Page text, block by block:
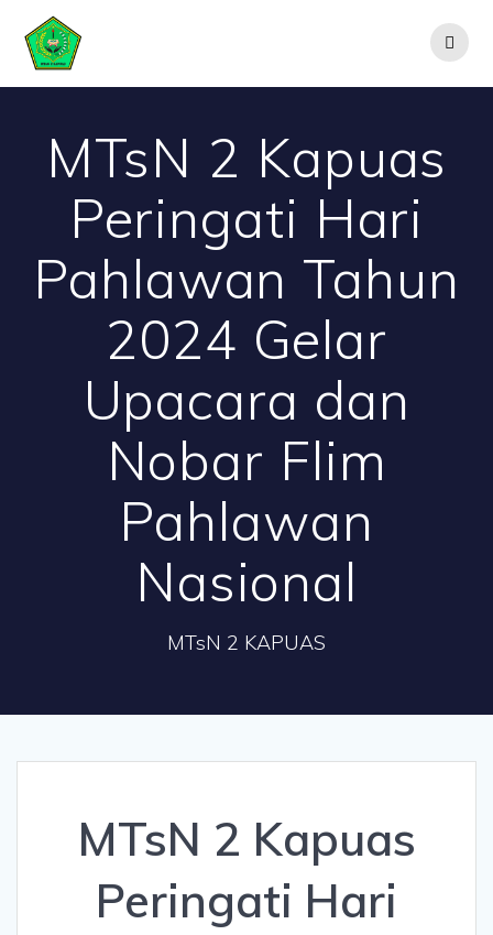
MTsN 2 Kapuas
Peringati Hari
Pahlawan Tahun
2024 Gelar
Upacara dan
Nobar Flim
Pahlawan
Nasional
MTsN 2 KAPUAS
MTsN 2 Kapuas
Peringati Hari